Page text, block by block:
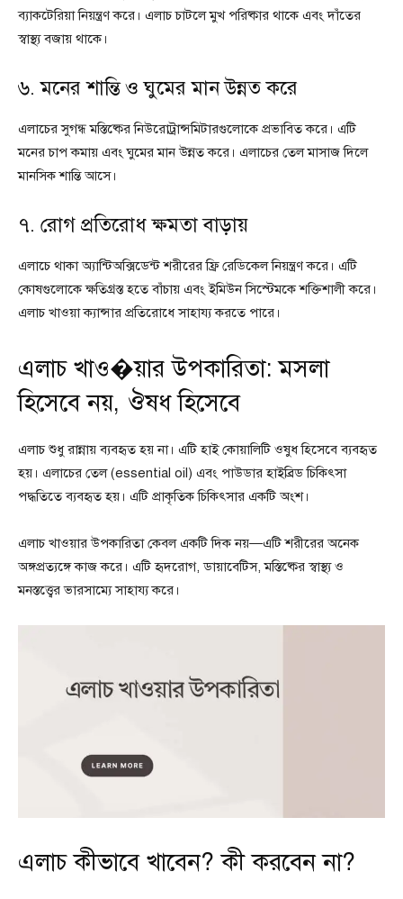
ব্যাকটেরিয়া নিয়ন্ত্রণ করে। এলাচ চাটলে মুখ পরিষ্কার থাকে এবং দাঁতের
স্বাস্থ্য বজায় থাকে।
৬. মনের শান্তি ও ঘুমের মান উন্নত করে
এলাচের সুগন্ধ মস্তিষ্কের নিউরোট্রান্সমিটারগুলোকে প্রভাবিত করে। এটি
মনের চাপ কমায় এবং ঘুমের মান উন্নত করে। এলাচের তেল মাসাজ দিলে
মানসিক শান্তি আসে।
৭. রোগ প্রতিরোধ ক্ষমতা বাড়ায়
এলাচে থাকা অ্যান্টিঅক্সিডেন্ট শরীরের ফ্রি রেডিকেল নিয়ন্ত্রণ করে। এটি
কোষগুলোকে ক্ষতিগ্রস্ত হতে বাঁচায় এবং ইমিউন সিস্টেমকে শক্তিশালী করে।
এলাচ খাওয়া ক্যান্সার প্রতিরোধে সাহায্য করতে পারে।
এলাচ খাও�য়ার উপকারিতা: মসলা
হিসেবে নয়, ঔষধ হিসেবে
এলাচ শুধু রান্নায় ব্যবহৃত হয় না। এটি হাই কোয়ালিটি ওষুধ হিসেবে ব্যবহৃত
হয়। এলাচের তেল (essential oil) এবং পাউডার হাইব্রিড চিকিৎসা
পদ্ধতিতে ব্যবহৃত হয়। এটি প্রাকৃতিক চিকিৎসার একটি অংশ।
এলাচ খাওয়ার উপকারিতা কেবল একটি দিক নয়—এটি শরীরের অনেক
অঙ্গপ্রত্যঙ্গে কাজ করে। এটি হৃদরোগ, ডায়াবেটিস, মস্তিষ্কের স্বাস্থ্য ও
মনস্তত্ত্বের ভারসাম্যে সাহায্য করে।
এলাচ কীভাবে খাবেন? কী করবেন না?